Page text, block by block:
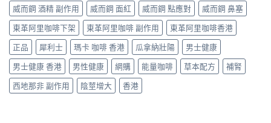
威而鋼 酒精 副作用
威而鋼 面紅 威而鋼 點應對
威而鋼 鼻塞
東革阿里咖啡下架
東革阿里咖啡 副作用
東革阿里咖啡香港
正品
犀利士 瑪卡 咖啡 香港 瓜拿納壯陽
男士健康
男士健康 香港
男性健康 網購 能量咖啡 草本配方
補腎
西地那非 副作用
陰莖增大 香港